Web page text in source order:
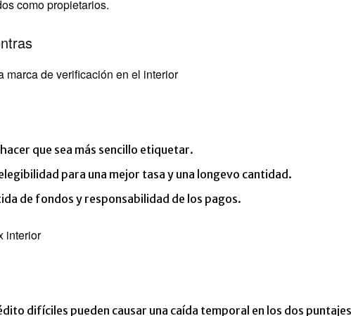
como propietarios.
que sea más sencillo etiquetar.
para una mejor tasa y una longevo cantidad.
de fondos y responsabilidad de los pagos.
difíciles pueden causar una caída temporal en los dos